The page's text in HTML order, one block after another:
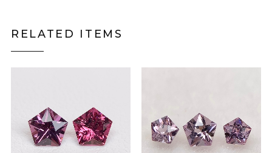
RELATED ITEMS